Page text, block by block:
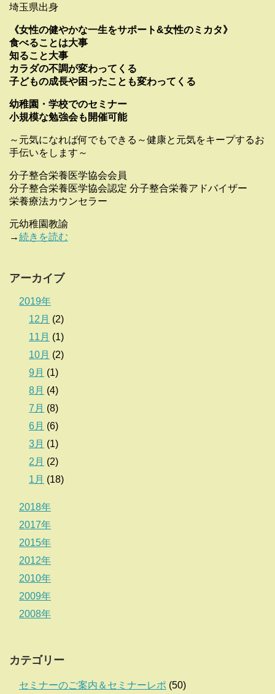
埼玉県出身
《女性の健やかな一生をサポート&女性のミカタ》
食べることは大事
知ること大事
カラダの不調が変わってくる
子どもの成長や困ったことも変わってくる
幼稚園・学校でのセミナー
小規模な勉強会も開催可能
～元気になれば何でもできる～健康と元気をキープするお
手伝いをします～
分子整合栄養医学協会会員
分子整合栄養医学協会認定 分子整合栄養アドバイザー
栄養療法カウンセラー
元幼稚園教諭
→続きを読む
アーカイブ
2019年
12月 (2)
11月 (1)
10月 (2)
9月 (1)
8月 (4)
7月 (8)
6月 (6)
3月 (1)
2月 (2)
1月 (18)
2018年
2017年
2015年
2012年
2010年
2009年
2008年
カテゴリー
セミナーのご案内＆セミナーレポ (50)